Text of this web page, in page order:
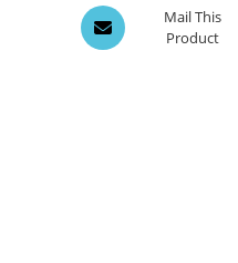
Opens
in
Mail This
Product